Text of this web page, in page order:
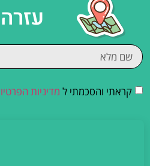
קראתי והסכמתי ל מדיניות